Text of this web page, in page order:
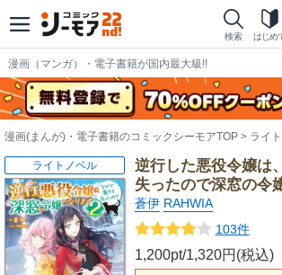
検索 はじめ
漫画（マンガ）・電子書籍が国内最大級!!
漫画(まんが)・電子書籍のコミックシーモアTOP ライ
逆行した悪役令嬢は
失ったので深窓の令
蒼伊 RAHWIA
103件
1,200pt/1,320円(税込)
ライトノベル